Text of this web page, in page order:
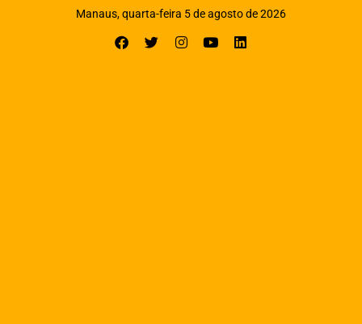
Manaus, quarta-feira 5 de agosto de 2026